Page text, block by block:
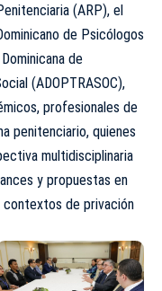
(ARP), el
de Psicólogos
de
(ADOPTRASOC),
profesionales de
penitenciario, quienes
multidisciplinaria
y propuestas en
contextos de privación